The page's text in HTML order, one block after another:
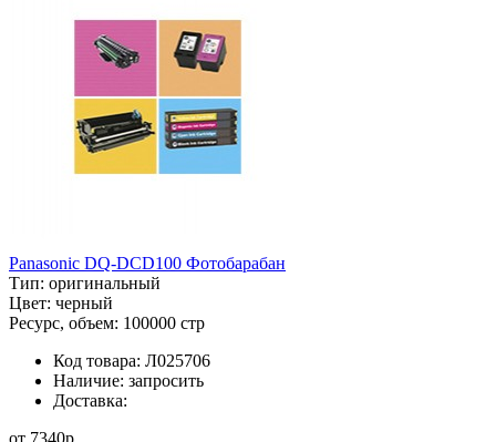
Panasonic DQ-DCD100 Фотобарабан
Тип: оригинальный
Цвет: черный
Ресурс, объем: 100000 стр
Код товара: Л025706
Наличие: запросить
Доставка:
от 7340p